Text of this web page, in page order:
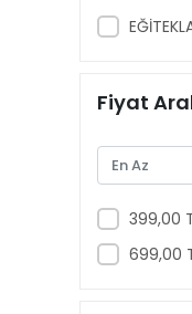
Fiyat
399,00
699,00